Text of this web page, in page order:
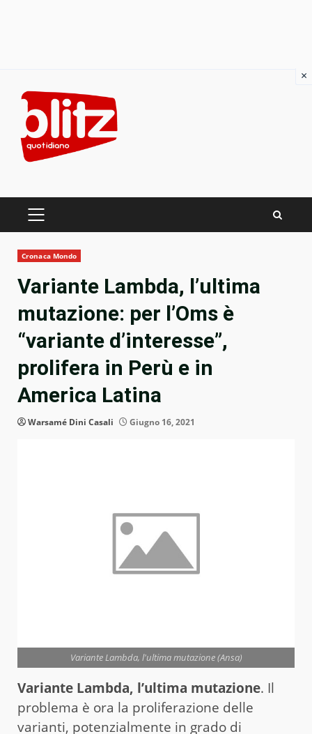
content
PRIMARY
Cronaca Mondo
Variante Lambda, l’ultima
mutazione: per l’Oms è
“variante d’interesse”,
prolifera in Perù e in
America Latina
Warsamé Dini Casali Giugno 16, 2021
Variante Lambda, l'ultima mutazione (Ansa)
Variante Lambda, l’ultima mutazione. Il
problema è ora la proliferazione delle
varianti, potenzialmente in grado di
×